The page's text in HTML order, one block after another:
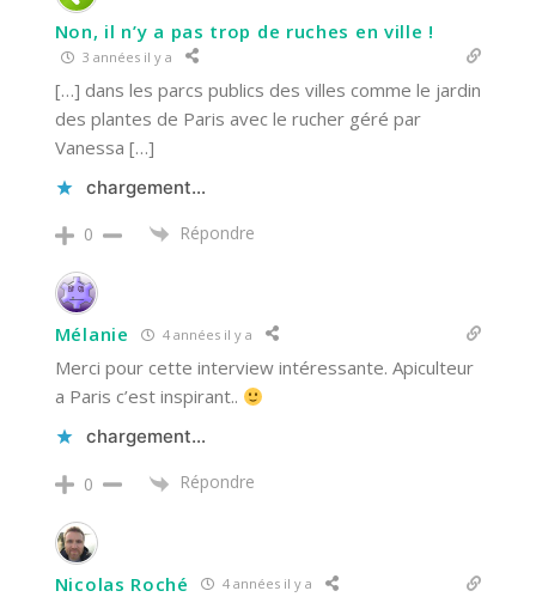
Non, il n’y a pas trop de ruches en ville !
3 années il y a
[…] dans les parcs publics des villes comme le jardin
des plantes de Paris avec le rucher géré par
Vanessa […]
chargement…
0 Répondre
Mélanie 4 années il y a
Merci pour cette interview intéressante. Apiculteur
a Paris c’est inspirant..
chargement…
0 Répondre
Nicolas Roché 4 années il y a